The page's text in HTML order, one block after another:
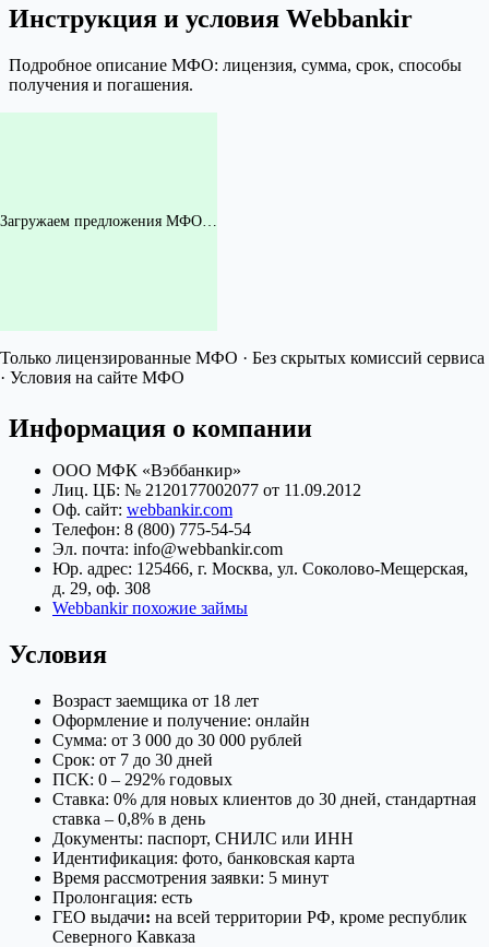
Инструкция и условия Webbankir
Подробное описание МФО: лицензия, сумма, срок, способы
получения и погашения.
Загружаем предложения МФО…
Только лицензированные МФО · Без скрытых комиссий сервиса
· Условия на сайте МФО
Информация о компании
ООО МФК «Вэббанкир»
Лиц. ЦБ: № 2120177002077 от 11.09.2012
Оф. сайт: webbankir.com
Телефон: 8 (800) 775-54-54
Эл. почта: info@webbankir.com
Юр. адрес: 125466, г. Москва, ул. Соколово-Мещерская,
д. 29, оф. 308
Webbankir похожие займы
Условия
Возраст заемщика от 18 лет
Оформление и получение: онлайн
Сумма: от 3 000 до 30 000 рублей
Срок: от 7 до 30 дней
ПСК: 0 – 292% годовых
Ставка: 0% для новых клиентов до 30 дней, стандартная
ставка – 0,8% в день
Документы: паспорт, СНИЛС или ИНН
Идентификация: фото, банковская карта
Время рассмотрения заявки: 5 минут
Пролонгация: есть
ГЕО выдачи: на всей территории РФ, кроме республик
Северного Кавказа